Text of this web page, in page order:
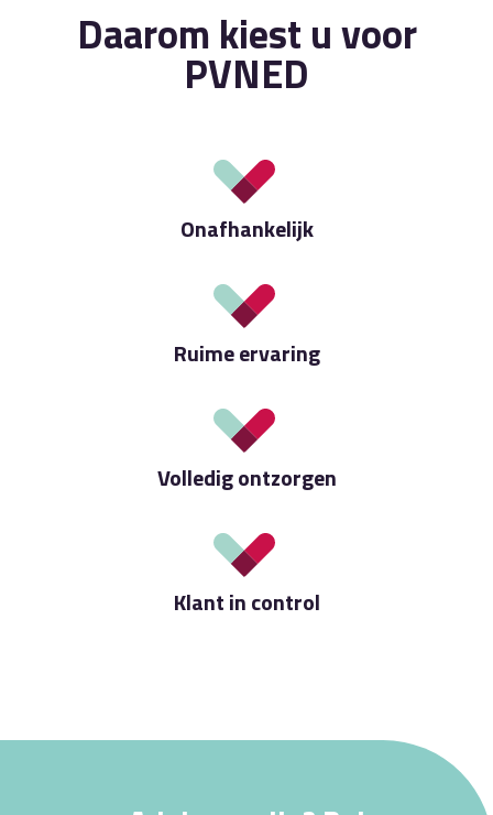
Daarom kiest u voor
PVNED
Onafhankelijk
Ruime ervaring
Volledig ontzorgen
Klant in control